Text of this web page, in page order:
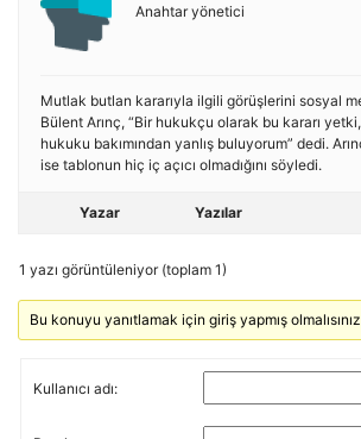
Anahtar yönetici
Mutlak butlan kararıyla ilgili görüşlerini sosyal
Bülent Arınç, “Bir hukukçu olarak bu kararı
hukuku bakımından yanlış buluyorum” dedi.
ise tablonun hiç iç açıcı olmadığını söyledi.
Yazar Yazılar
1 yazı görüntüleniyor (toplam 1)
Bu konuyu yanıtlamak için giriş yapmış
Kullanıcı adı: